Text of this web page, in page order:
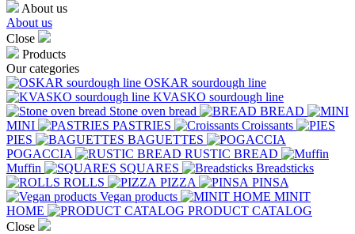
About us
About us
Close
Products
Our categories
OSKAR sourdough line
KVASKO sourdough line
Stone oven bread
BREAD
MINI
PASTRIES
Croissants
PIES
BAGUETTES
POGACCIA
RUSTIC BREAD
Muffin
SQUARES
Breadsticks
ROLLS
PIZZA
PINSA
Vegan products
MINIT
HOME
PRODUCT CATALOG
Close